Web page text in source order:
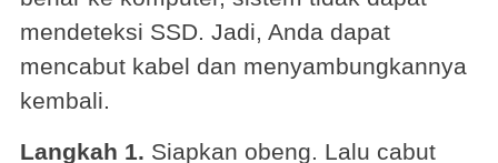
mendeteksi SSD. Jadi, Anda dapat
mencabut kabel dan menyambungkannya
kembali.
Langkah 1. Siapkan obeng. Lalu cabut